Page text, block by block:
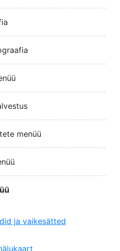
menüü
ja vaikesätted